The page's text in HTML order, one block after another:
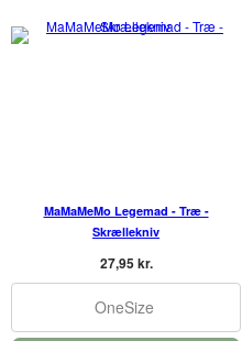
MaMaMeMo Legemad - Træ -
Skrællekniv
27,95 kr.
OneSize